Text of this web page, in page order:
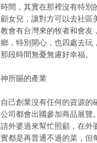
時間，其實在那裡沒有特別
顧女兒，讓對方可以去社區
教會有台灣來的牧者和會友
鄉，特別開心，也四處去玩
那段時間無憂無慮好幸福。
神所賜的產業
自己創業沒有任何的資源的
公司都會出國參加商品展覽
請外婆過來幫忙照顧，在外
實都是再普通不過的菜，但